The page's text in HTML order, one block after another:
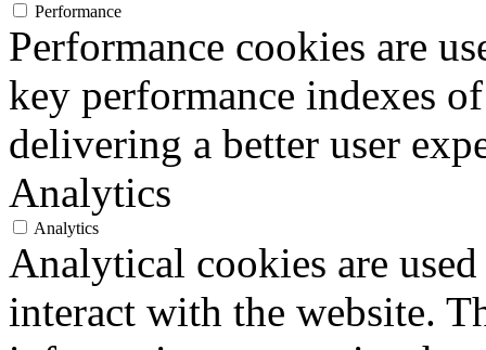
Performance
Performance cookies are
key performance indexes
delivering a better user
Analytics
Analytics
Analytical cookies are
interact with the website.